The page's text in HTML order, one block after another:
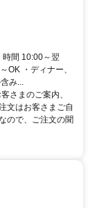
時間 10:00～翌
OK ・ディナー、
み...
さまのご案内、
文はお客さまご自
ので、ご注文の聞